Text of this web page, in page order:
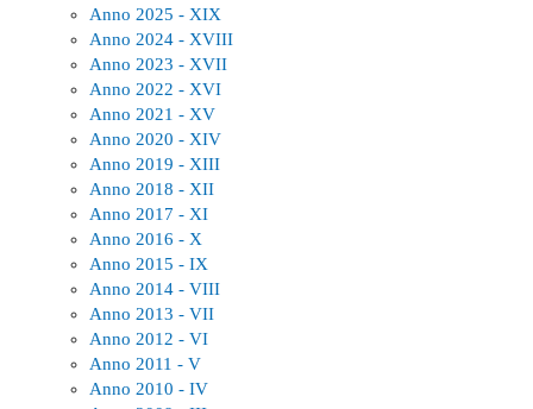
Anno 2025 - XIX
Anno 2024 - XVIII
Anno 2023 - XVII
Anno 2022 - XVI
Anno 2021 - XV
Anno 2020 - XIV
Anno 2019 - XIII
Anno 2018 - XII
Anno 2017 - XI
Anno 2016 - X
Anno 2015 - IX
Anno 2014 - VIII
Anno 2013 - VII
Anno 2012 - VI
Anno 2011 - V
Anno 2010 - IV